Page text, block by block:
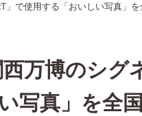
」で使用する「おいしい写真」
万博のシグ
写真」を全